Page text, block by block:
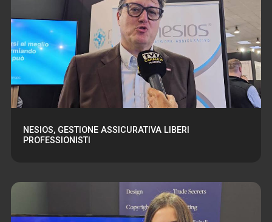
NESIOS, GESTIONE ASSICURATIVA LIBERI
PROFESSIONISTI